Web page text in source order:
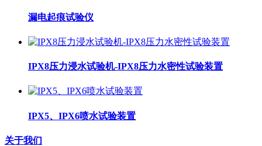
漏电起痕试验仪
IPX8压力浸水试验机-IPX8压力水密性试验装置
IPX5、IPX6喷水试验装置
关于我们